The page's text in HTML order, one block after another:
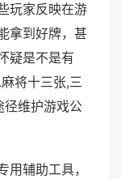
玩家反映在游
拿到好牌，甚
疑是不是有
将十三张,三
径维护游戏公
辅助工具，